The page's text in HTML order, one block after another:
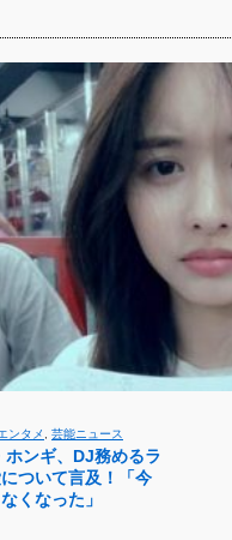
ンタメ 芸能ニュース
ンギ、DJ務めるラ
ついて言及！「今
くなった」